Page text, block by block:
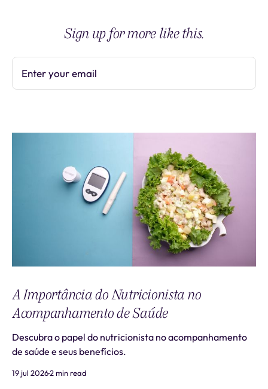
Sign up for more like this.
Enter your email
A Importância do Nutricionista no
Acompanhamento de Saúde
Descubra o papel do nutricionista no acompanhamento
de saúde e seus benefícios.
19 jul 20262 min read